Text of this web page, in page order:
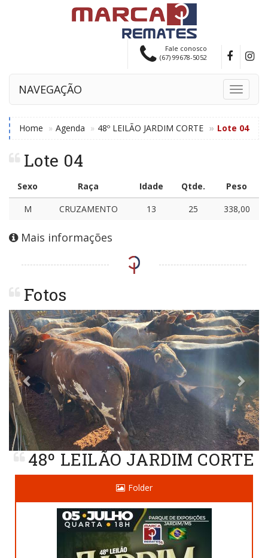
Fale conosco
(67) 99678-5052
Toggle
NAVEGAÇÃO
Home Agenda 48º LEILÃO JARDIM CORTE Lote 04
Lote 04
Sexo Raça Idade Qtde.
Peso
M
CRUZAMENTO 13 25 338,00
Mais informações
Fotos
Previous Next
48º LEILÃO JARDIM CORTE
Folder